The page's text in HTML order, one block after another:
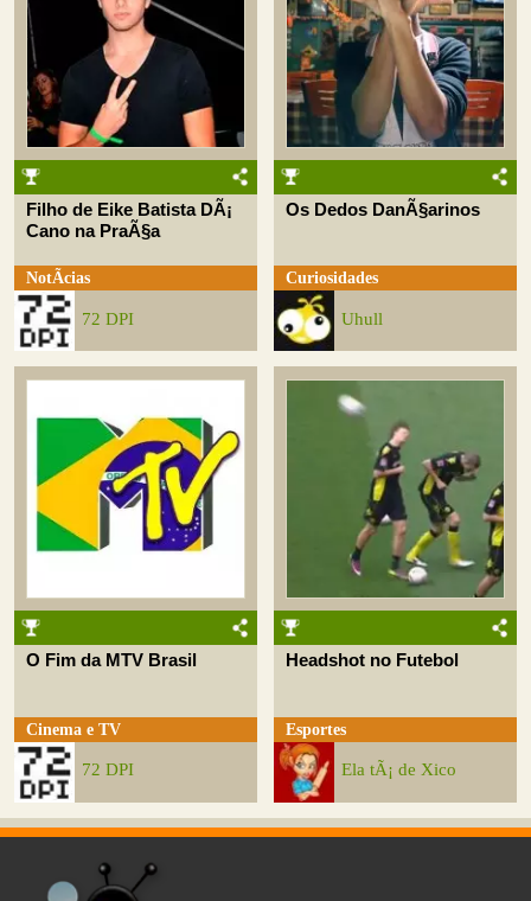
Filho de Eike Batista DÃ¡
Cano na PraÃ§a
NotÃ­cias
72 DPI
Os Dedos DanÃ§arinos
Curiosidades
Uhull
O Fim da MTV Brasil
Cinema e TV
72 DPI
Headshot no Futebol
Esportes
Ela tÃ¡ de Xico